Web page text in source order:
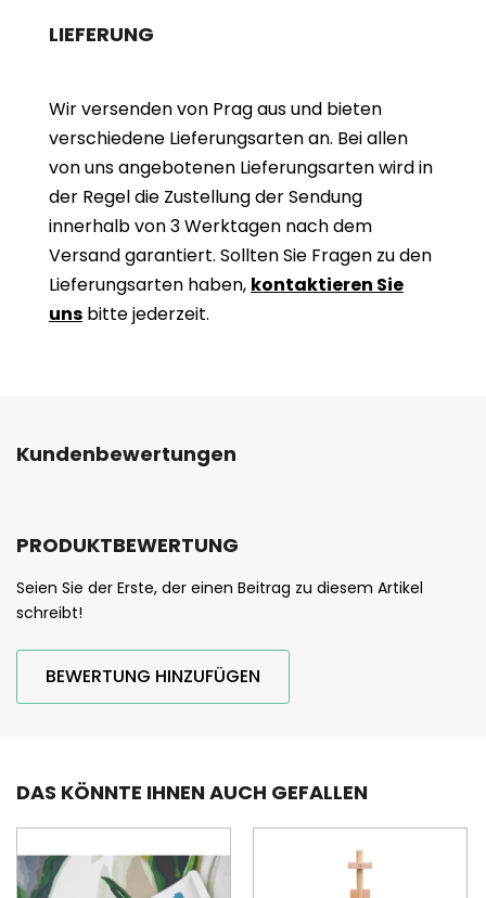
LIEFERUNG
Wir versenden von Prag aus und bieten
verschiedene Lieferungsarten an. Bei allen
von uns angebotenen Lieferungsarten wird in
der Regel die Zustellung der Sendung
innerhalb von 3 Werktagen nach dem
Versand garantiert. Sollten Sie Fragen zu den
Lieferungsarten haben, kontaktieren Sie
uns bitte jederzeit.
Kundenbewertungen
PRODUKTBEWERTUNG
Seien Sie der Erste, der einen Beitrag zu diesem Artikel
schreibt!
BEWERTUNG HINZUFÜGEN
DAS KÖNNTE IHNEN AUCH GEFALLEN